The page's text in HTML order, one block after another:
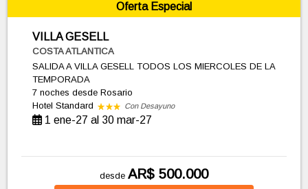
Oferta Especial
VILLA GESELL
COSTA ATLANTICA
SALIDA A VILLA GESELL TODOS LOS MIERCOLES DE LA
TEMPORADA
7 nochesdesde Rosario
Hotel Standard
Con Desayuno
1 ene-27 al 30 mar-27
desde AR$ 500.000